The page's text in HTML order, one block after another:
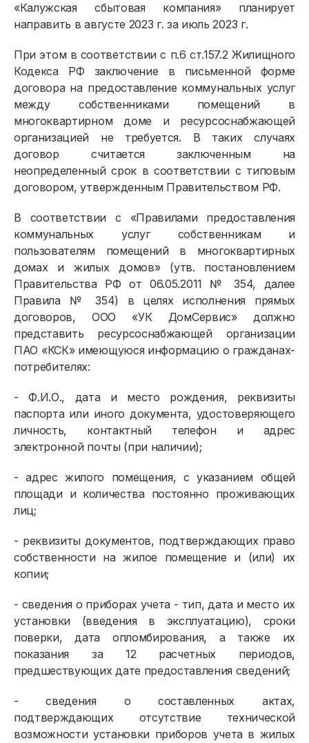
«Калужская сбытовая компания» планирует
направить в августе 2023 г. за июль 2023 г.
При этом в соответствии с п.6 ст.157.2 Жилищного
Кодекса РФ заключение в письменной форме
договора на предоставление коммунальных услуг
между собственниками помещений в
многоквартирном доме и ресурсоснабжающей
организацией не требуется. В таких случаях
договор считается заключенным на
неопределенный срок в соответствии с типовым
договором, утвержденным Правительством РФ.
В соответствии с «Правилами предоставления
коммунальных услуг собственникам и
пользователям помещений в многоквартирных
домах и жилых домов» (утв. постановлением
Правительства РФ от 06.05.2011 № 354, далее
Правила № 354) в целях исполнения прямых
договоров, ООО «УК ДомСервис» должно
представить ресурсоснабжающей организации
ПАО «КСК» имеющуюся информацию о гражданах-
потребителях:
- Ф.И.О., дата и место рождения, реквизиты
паспорта или иного документа, удостоверяющего
личность, контактный телефон и адрес
электронной почты (при наличии);
- адрес жилого помещения, с указанием общей
площади и количества постоянно проживающих
лиц;
- реквизиты документов, подтверждающих право
собственности на жилое помещение и (или) их
копии;
- сведения о приборах учета - тип, дата и место их
установки (введения в эксплуатацию), сроки
поверки, дата опломбирования, а также их
показания за 12 расчетных периодов,
предшествующих дате предоставления сведений;
- сведения о составленных актах,
подтверждающих отсутствие технической
возможности установки приборов учета в жилых